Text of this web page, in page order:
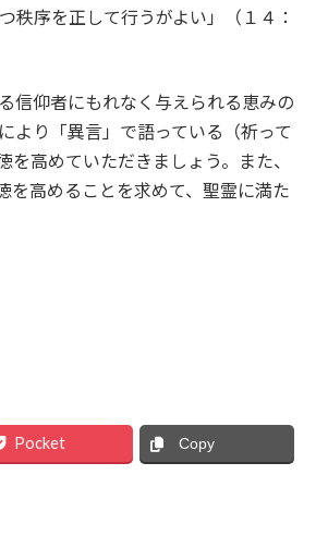
秩序を正して行うがよい」（１４：
信仰者にもれなく与えられる恵みの
より「異言」で語っている（祈って
高めていただきましょう。また、
を高めることを求めて、聖霊に満た
Pocket Copy